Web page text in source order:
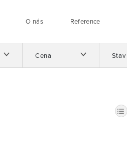
O nás Reference
Cena Stav